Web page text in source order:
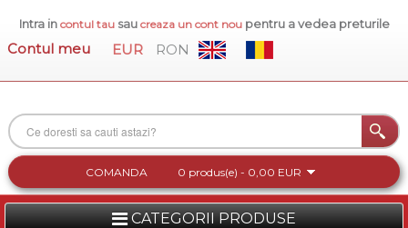
Intra in contul tausau creaza un cont nou pentru a vedea preturile
Contul meu EUR RON
COMANDA 0 produs(e) - 0,00 EUR
CATEGORII PRODUSE